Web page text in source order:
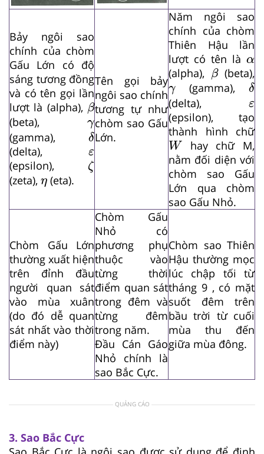
Bảy ngôi sao
chính của chòm
Gấu Lớn có độ
sáng tương đồng
và có tên gọi lần
lượt là (alpha), β
β
(beta),γ
γ
(gamma), δδ
(delta), ε
ε
(epsilon), ζ
ζ
(zeta), η
η (eta).
Tên gọi bảy
ngôi sao chính
tương tự như
chòm sao Gấu
Lớn.
Năm ngôi sao
chính của chòm
Thiên Hậu lần
lượt có tên là α
α
(alpha), β
β(beta),
γ
γ(gamma), δ
δ
(delta), ε
ε
(epsilon), tạo
thành hình chữ
W
W
hay chữ M,
nằm đối diện với
chòm sao Gấu
Lớn qua chòm
sao Gấu Nhỏ.
Chòm Gấu Lớn
thường xuất hiện
trên đỉnh đầu
người quan sát
vào mùa xuân
(do đó dễ quan
sát nhất vào thời
điểm này)
Chòm Gấu
Nhỏ có
phương phụ
thuộc vào
từng thời
điểm quan sát
trong đêm và
từng đêm
trong năm.
Đầu Cán Gáo
Nhỏ chính là
sao Bắc Cực.
Chòm sao Thiên
Hậu thường mọc
lúc chập tối từ
tháng 9 , có mặt
suốt đêm trên
bầu trời từ cuối
mùa thu đến
giữa mùa đông.
QUẢNG CÁO
3. Sao Bắc Cực